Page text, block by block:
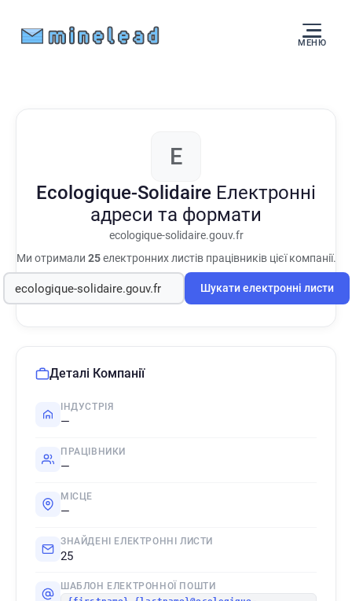
МЕНЮ
E
Ecologique-Solidaire Електронні
адреси та формати
ecologique-solidaire.gouv.fr
Ми отримали 25електронних листів працівників цієї компанії.
Шукати електронні листи
Деталі Компанії
ІНДУСТРІЯ
—
ПРАЦІВНИКИ
—
МІСЦЕ
—
ЗНАЙДЕНІ ЕЛЕКТРОННІ ЛИСТИ
25
ШАБЛОН ЕЛЕКТРОННОЇ ПОШТИ